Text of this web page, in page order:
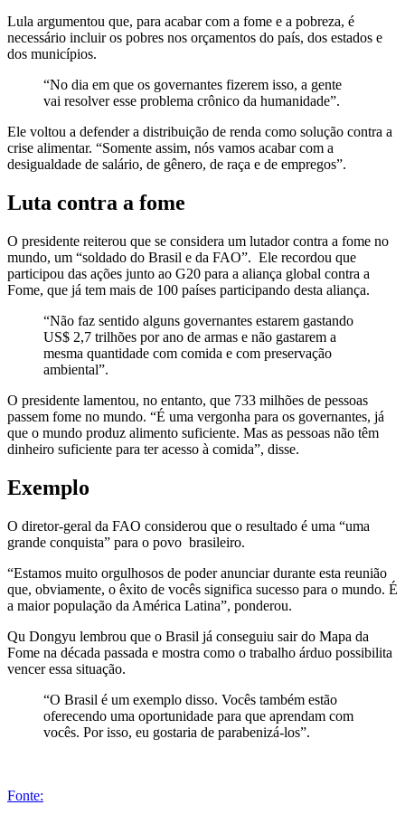
Lula argumentou que, para acabar com a fome e a pobreza, é
necessário incluir os pobres nos orçamentos do país, dos estados e
dos municípios.
“No dia em que os governantes fizerem isso, a gente
vai resolver esse problema crônico da humanidade”.
Ele voltou a defender a distribuição de renda como solução contra a
crise alimentar. “Somente assim, nós vamos acabar com a
desigualdade de salário, de gênero, de raça e de empregos”.
Luta contra a fome
O presidente reiterou que se considera um lutador contra a fome no
mundo, um “soldado do Brasil e da FAO”. Ele recordou que
participou das ações junto ao G20 para a aliança global contra a
Fome, que já tem mais de 100 países participando desta aliança.
“Não faz sentido alguns governantes estarem gastando
US$ 2,7 trilhões por ano de armas e não gastarem a
mesma quantidade com comida e com preservação
ambiental”.
O presidente lamentou, no entanto, que 733 milhões de pessoas
passem fome no mundo. “É uma vergonha para os governantes, já
que o mundo produz alimento suficiente. Mas as pessoas não têm
dinheiro suficiente para ter acesso à comida”, disse.
Exemplo
O diretor-geral da FAO considerou que o resultado é uma “uma
grande conquista” para o povo brasileiro.
“Estamos muito orgulhosos de poder anunciar durante esta reunião
que, obviamente, o êxito de vocês significa sucesso para o mundo. É
a maior população da América Latina”, ponderou.
Qu Dongyu lembrou que o Brasil já conseguiu sair do Mapa da
Fome na década passada e mostra como o trabalho árduo possibilita
vencer essa situação.
“O Brasil é um exemplo disso. Vocês também estão
oferecendo uma oportunidade para que aprendam com
vocês. Por isso, eu gostaria de parabenizá-los”.
Fonte: